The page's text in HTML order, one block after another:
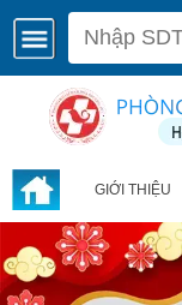
GIỚI THIỆU